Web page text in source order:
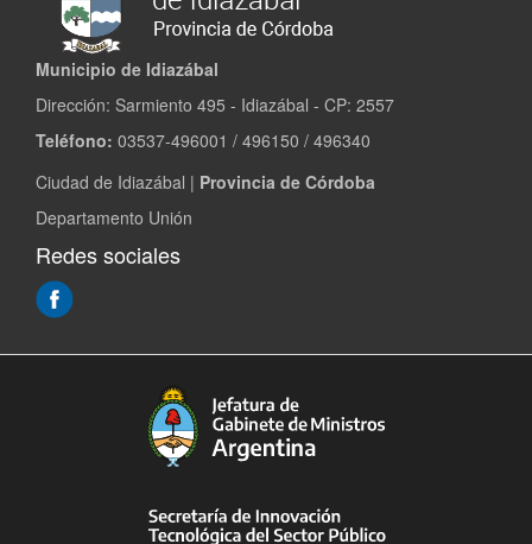
Municipio de Idiazábal
Dirección: Sarmiento 495 - Idiazábal - CP: 2557
Teléfono: 03537-496001 / 496150 / 496340
Ciudad de Idiazábal | Provincia de Córdoba
Departamento Unión
Redes sociales